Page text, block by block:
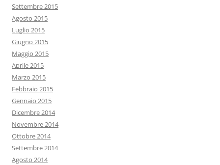
Settembre 2015
Agosto 2015
Luglio 2015
Giugno 2015
Maggio 2015
Aprile 2015
Marzo 2015
Febbraio 2015
Gennaio 2015
Dicembre 2014
Novembre 2014
Ottobre 2014
Settembre 2014
Agosto 2014